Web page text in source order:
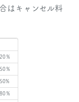
はキャンセル料
％
％
％